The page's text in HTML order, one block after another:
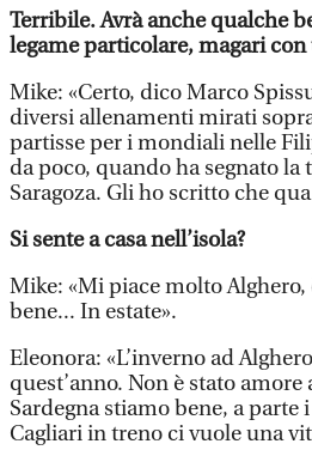
Terribile. Avrà anche qualche
legame particolare, magari con
Mike: «Certo, dico Marco
diversi allenamenti mirati
partisse per i mondiali nelle
da poco, quando ha segnato la
Saragoza. Gli ho scritto che
Si sente a casa nell’isola?
Mike: «Mi piace molto Alghero,
bene... In estate».
Eleonora: «L’inverno ad
quest’anno. Non è stato
Sardegna stiamo bene, a parte
Cagliari in treno ci vuole una